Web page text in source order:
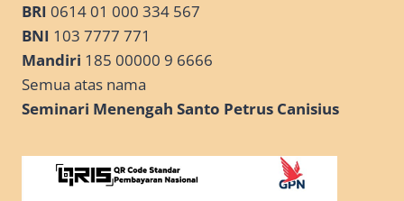
BRI 0614 01 000 334 567
BNI 103 7777 771
Mandiri 185 00000 9 6666
Semua atas nama
Seminari Menengah Santo Petrus Canisius